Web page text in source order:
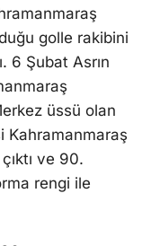
golle rakibini
6 Şubat Asrın
üssü olan
Kahramanmaraş
ve 90.
rengi ile